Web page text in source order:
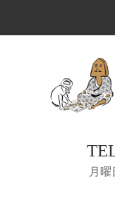
月曜